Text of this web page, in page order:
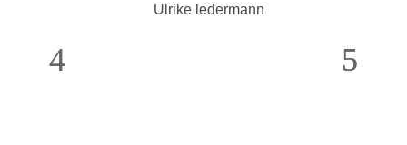
Ulrike ledermann